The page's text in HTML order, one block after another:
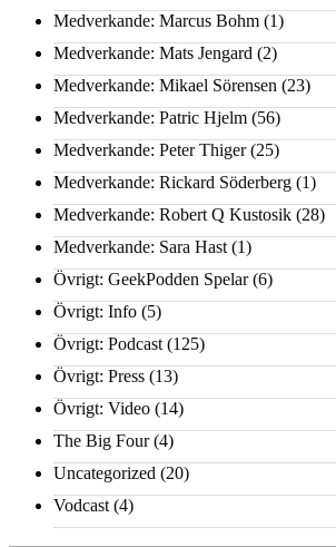
Medverkande: Marcus Bohm (1)
Medverkande: Mats Jengard (2)
Medverkande: Mikael Sörensen (23)
Medverkande: Patric Hjelm (56)
Medverkande: Peter Thiger(25)
Medverkande: Rickard Söderberg (1)
Medverkande: Robert Q Kustosik (28)
Medverkande: Sara Hast (1)
Övrigt: GeekPodden Spelar(6)
Övrigt: Info (5)
Övrigt: Podcast (125)
Övrigt: Press (13)
Övrigt: Video (14)
The Big Four(4)
Uncategorized (20)
Vodcast (4)